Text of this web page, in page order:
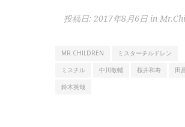
投稿日: 2017年8月6日in
MR.CHILDREN
ミスターチルドレン
ミスチル
中川敬輔 桜井和寿
田
鈴木英哉